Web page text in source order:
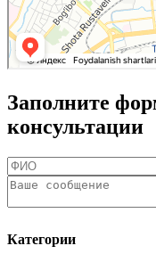
Заполните
консультации
Категории